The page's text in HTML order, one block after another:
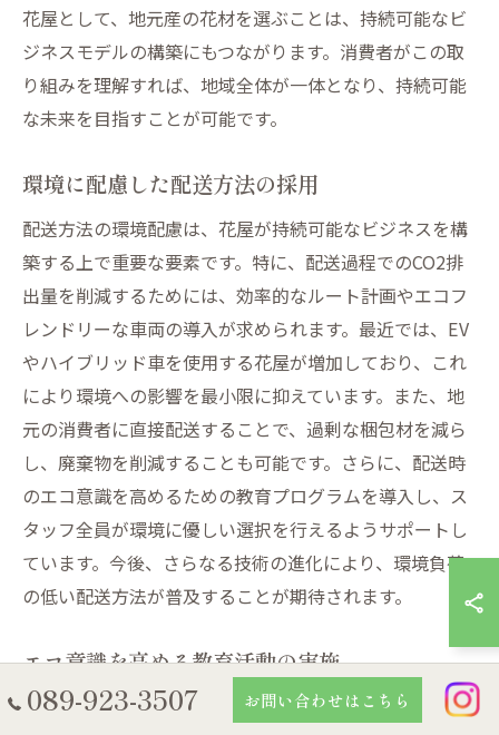
花屋として、地元産の花材を選ぶことは、持続可能なビ
ジネスモデルの構築にもつながります。消費者がこの取
り組みを理解すれば、地域全体が一体となり、持続可能
な未来を目指すことが可能です。
環境に配慮した配送方法の採用
配送方法の環境配慮は、花屋が持続可能なビジネスを構
築する上で重要な要素です。特に、配送過程でのCO2排
出量を削減するためには、効率的なルート計画やエコフ
レンドリーな車両の導入が求められます。最近では、EV
やハイブリッド車を使用する花屋が増加しており、これ
により環境への影響を最小限に抑えています。また、地
元の消費者に直接配送することで、過剰な梱包材を減ら
し、廃棄物を削減することも可能です。さらに、配送時
のエコ意識を高めるための教育プログラムを導入し、ス
タッフ全員が環境に優しい選択を行えるようサポートし
ています。今後、さらなる技術の進化により、環境負荷
の低い配送方法が普及することが期待されます。
エコ意識を高める教育活動の実施
未来の花屋にとって、エコ意識を高める教育活動は重要
089-923-3507 お問い合わせはこちら